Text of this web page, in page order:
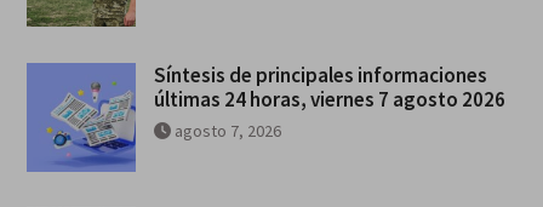
Síntesis de principales informaciones
últimas 24 horas, viernes 7 agosto 2026
agosto 7, 2026